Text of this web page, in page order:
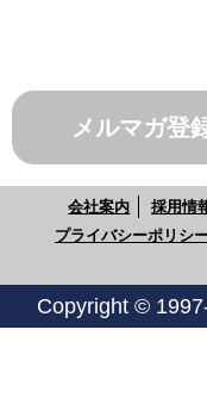
メルマガ登
会社案内 採用情
プライバシーポリシ
Copyright ©